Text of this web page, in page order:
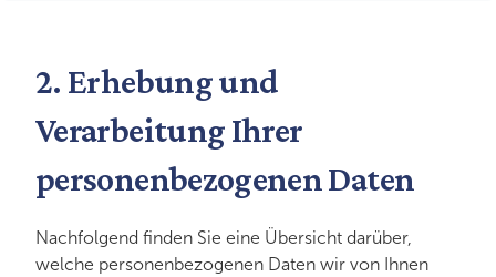
2. Erhebung und
Verarbeitung Ihrer
personenbezogenen Daten
Nachfolgend finden Sie eine Übersicht darüber,
welche personenbezogenen Daten wir von Ihnen